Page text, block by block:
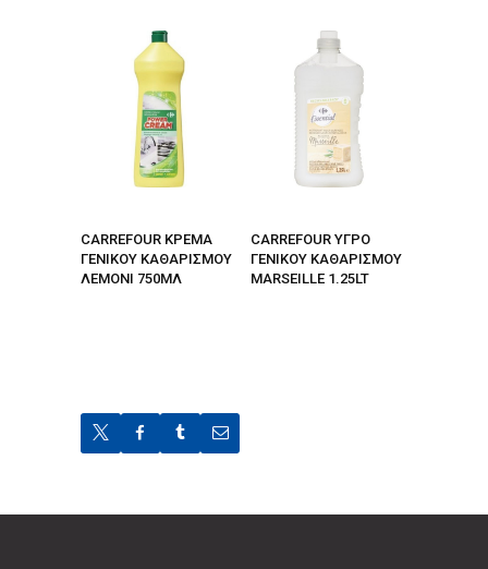
CARREFOUR ΚΡΕΜΑ
ΓΕΝΙΚΟΥ ΚΑΘΑΡΙΣΜΟΥ
ΛΕΜΟΝΙ 750ΜΛ
CARREFOUR ΥΓΡΟ
ΓΕΝΙΚΟΥ ΚΑΘΑΡΙΣΜΟΥ
MARSEILLE 1.25LT